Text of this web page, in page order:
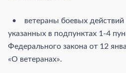
• ветераны боевых действий
указанных в подпунктах 1-4
Федерального закона от 12
«О ветеранах».